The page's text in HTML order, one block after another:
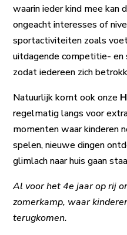
waarin ieder kind mee kan
ongeacht interesses of
sportactiviteiten zoals
uitdagende competitie- en
zodat iedereen zich
Natuurlijk komt ook onze
regelmatig langs voor
momenten waar kinderen
spelen, nieuwe dingen
glimlach naar huis gaan
Al voor het 4e jaar op rij
zomerkamp, waar
terugkomen.